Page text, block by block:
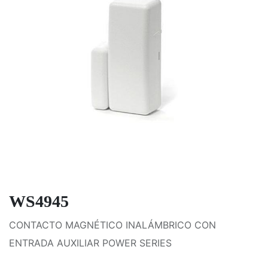
WS4945
CONTACTO MAGNÉTICO INALÁMBRICO CON
ENTRADA AUXILIAR POWER SERIES